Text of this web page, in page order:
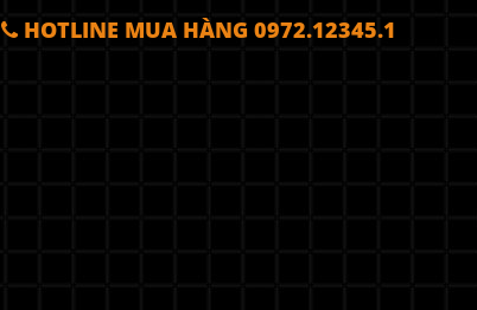
HOTLINE MUA HÀNG 0972.12345.1